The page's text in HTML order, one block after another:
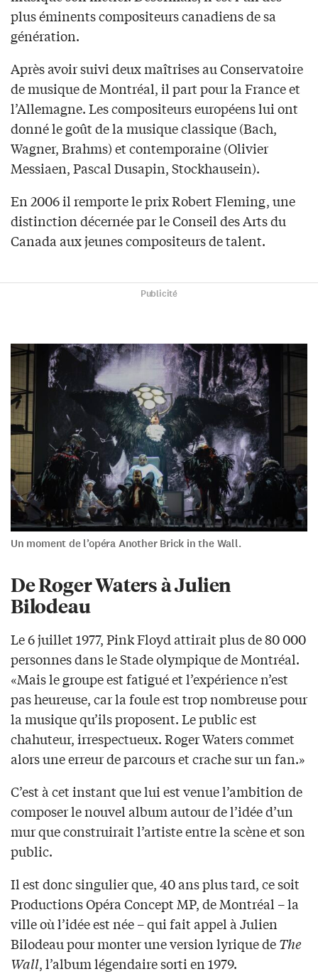
plus éminents compositeurs canadiens de sa
génération.
Après avoir suivi deux maîtrises au Conservatoire
de musique de Montréal, il part pour la France et
l’Allemagne. Les compositeurs européens lui ont
donné le goût de la musique classique (Bach,
Wagner, Brahms) et contemporaine (Olivier
Messiaen, Pascal Dusapin, Stockhausein).
En 2006 il remporte le prix Robert Fleming, une
distinction décernée par le Conseil des Arts du
Canada aux jeunes compositeurs de talent.
Publicité
Un moment de l’opéra Another Brick in the Wall.
De Roger Waters à Julien
Bilodeau
Le 6 juillet 1977, Pink Floyd attirait plus de 80 000
personnes dans le Stade olympique de Montréal.
«Mais le groupe est fatigué et l’expérience n’est
pas heureuse, car la foule est trop nombreuse pour
la musique qu’ils proposent. Le public est
chahuteur, irrespectueux. Roger Waters commet
alors une erreur de parcours et crache sur un fan.»
C’est à cet instant que lui est venue l’ambition de
composer le nouvel album autour de l’idée d’un
mur que construirait l’artiste entre la scène et son
public.
Il est donc singulier que, 40 ans plus tard, ce soit
Productions Opéra Concept MP, de Montréal – la
ville où l’idée est née – qui fait appel à Julien
Bilodeau pour monter une version lyrique deThe
Wall, l’album légendaire sorti en 1979.